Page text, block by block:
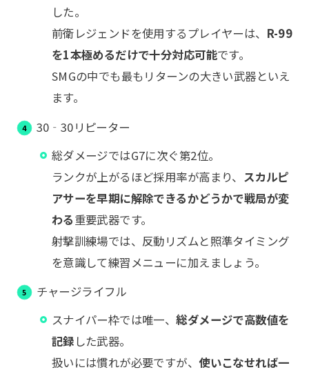
した。
前衛レジェンドを使用するプレイヤーは、 R-99
を1本極めるだけで十分対応可能です。
SMGの中でも最もリターンの大きい武器といえ
ます。
30‐30リピーター
総ダメージではG7に次ぐ第2位。
ランクが上がるほど採用率が高まり、 スカルピ
アサーを早期に解除できるかどうかで戦局が変
わる重要武器です。
射撃訓練場では、反動リズムと照準タイミング
を意識して練習メニューに加えましょう。
チャージライフル
スナイパー枠では唯一、総ダメージで高数値を
記録 した武器。
扱いには慣れが必要ですが、使いこなせれば一